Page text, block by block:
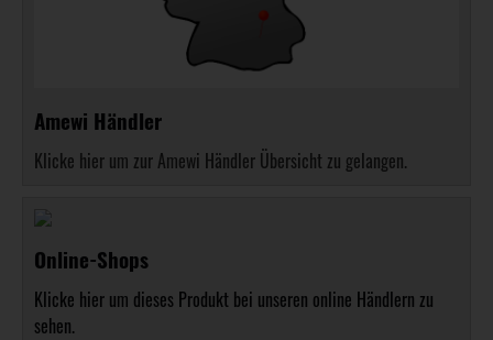
Amewi Händler
Klicke hier um zur Amewi Händler Übersicht zu gelangen.
Online-Shops
Klicke hier um dieses Produkt bei unseren online Händlern zu
sehen.